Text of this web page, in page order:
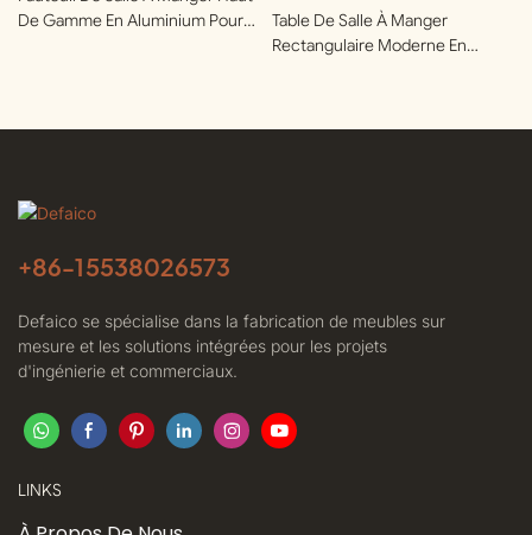
De Gamme En Aluminium Pour
Table De Salle À Manger
Rectangulaire Moderne En
+86-15538026573
Defaico se spécialise dans la fabrication de meubles sur
mesure et les solutions intégrées pour les projets
d'ingénierie et commerciaux.
LINKS